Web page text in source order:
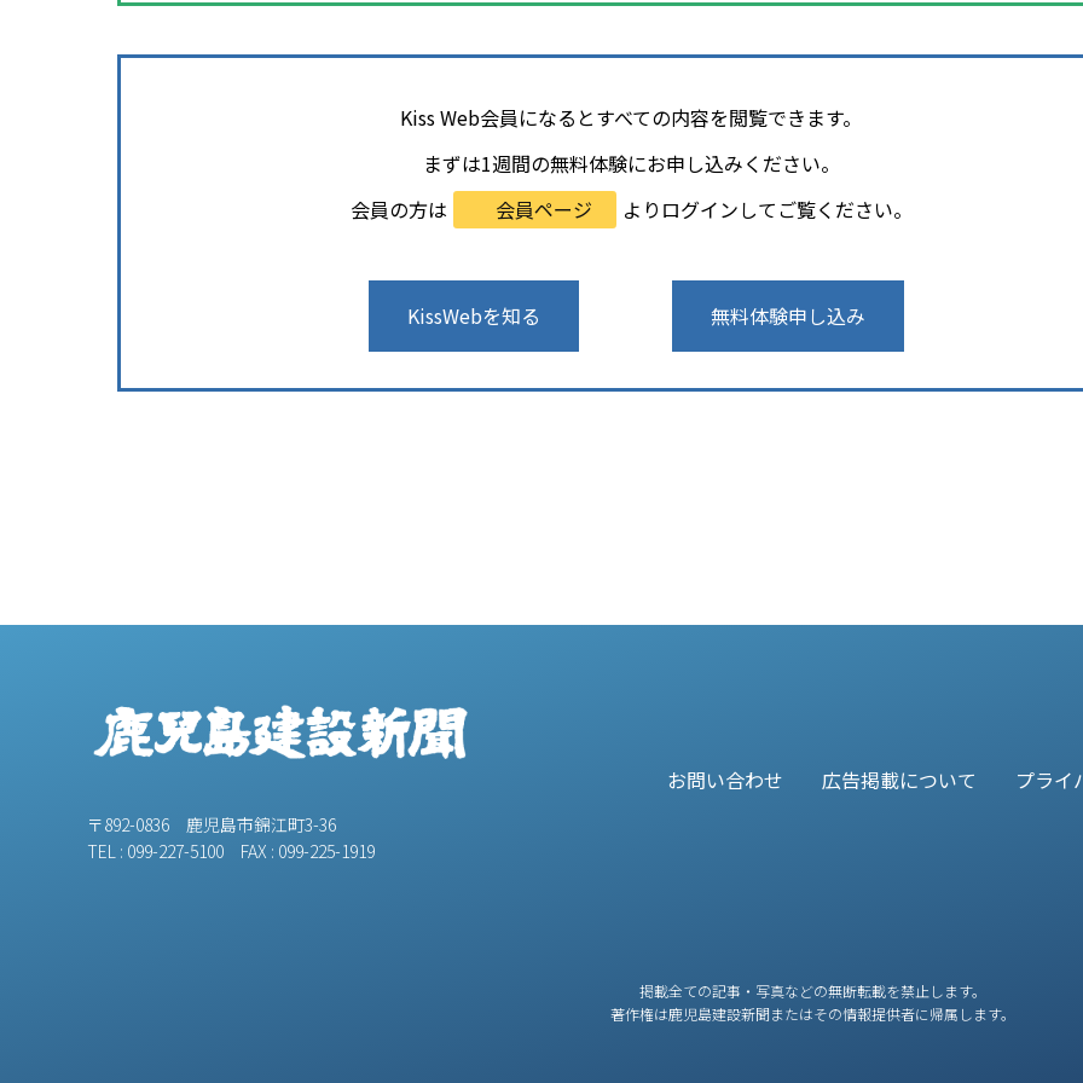
Kiss Web会員になるとすべての内容を閲覧できます。
まずは1週間の無料体験にお申し込みください。
会員の方は
会員ページ よりログインしてご覧ください。
KissWebを知る 無料体験申し込み
〒892-0836 鹿児島市錦江町3-36
TEL : 099-227-5100 FAX : 099-225-1919
お問い合わせ 広告掲載について プライ
掲載全ての記事・写真などの無断転載を禁止します。
著作権は鹿児島建設新聞またはその情報提供者に帰属します。